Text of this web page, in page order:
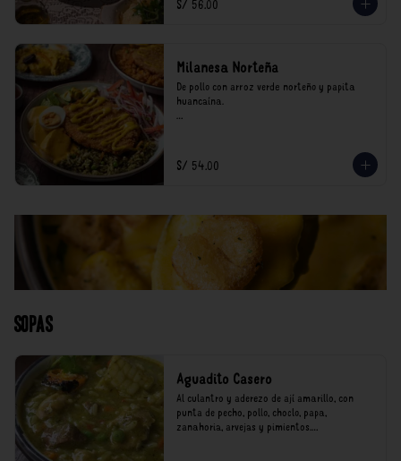
incluyen impuestos de ley y recargo al
S/ 56.00
Milanesa Norteña
De pollo con arroz verde norteño y papita
huancaína.
consumo.
S/ 54.00
Sopas
Aguadito Casero
Al culantro y aderezo de ají amarillo, con
punta de pecho, pollo, choclo, papa,
zanahoria, arvejas y pimientos.